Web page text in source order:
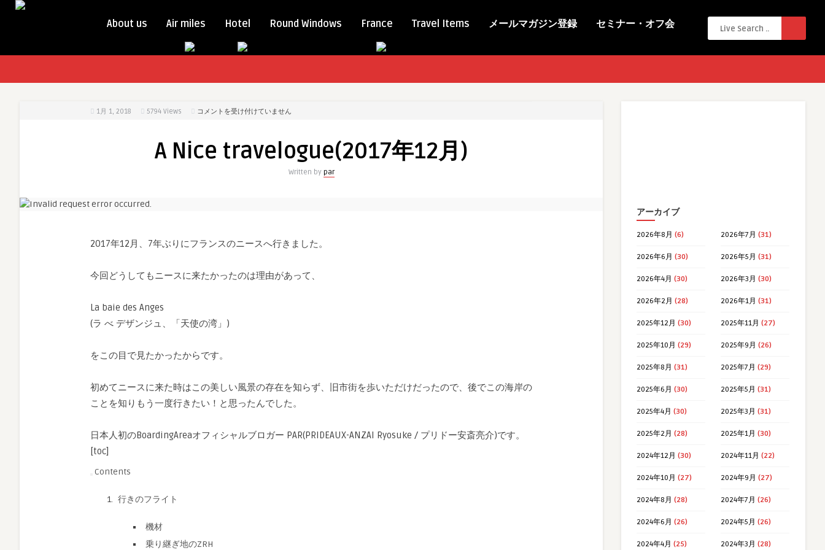
About us Air miles Hotel Round Windows France Travel Items メールマガジン登録 セミナー・オフ会
1月 1, 2018 5794 Views
A
年
コメントを受け付けていません
A Nice travelogue(2017年12月)
Written by par
2017年12月、7年ぶりにフランスのニースへ行きました。
今回どうしてもニースに来たかったのは理由があって、
La baie des Anges
(ラ べ デザンジュ、「天使の湾」)
をこの目で見たかったからです。
初めてニースに来た時はこの美しい風景の存在を知らず、旧市街を歩いただけだったので、後でこの海岸の
ことを知りもう一度行きたい！と思ったんでした。
​日本人初のBoardingAreaオフィシャルブロガー PAR(PRIDEAUX-ANZAI Ryosuke / プリドー安斎亮介)です。
[toc]
Contents
行きのフライト
機材
乗り継ぎ地のZRH
アーカイブ
2026年8月 (6) 2026年7月 (31)
2026年6月 (30) 2026年5月 (31)
2026年4月 (30) 2026年3月 (30)
2026年2月 (28) 2026年1月 (31)
2025年12月 (30) 2025年11月 (27)
2025年10月 (29) 2025年9月 (26)
2025年8月 (31) 2025年7月 (29)
2025年6月 (30) 2025年5月 (31)
2025年4月 (30) 2025年3月 (31)
2025年2月 (28) 2025年1月 (30)
2024年12月 (30) 2024年11月 (22)
2024年10月 (27) 2024年9月 (27)
2024年8月 (28) 2024年7月 (26)
2024年6月 (26) 2024年5月 (26)
2024年4月 (25) 2024年3月 (28)